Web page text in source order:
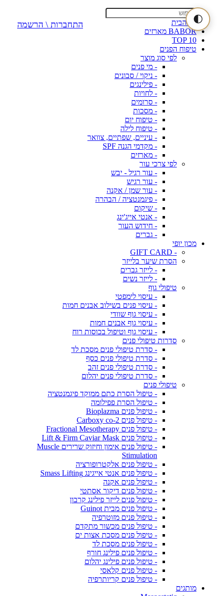
🌓דף הבית
BABOR מארזים
TOP 10
טיפוח הפנים
לפי סוג מוצר
- מי פנים
- ניקוי / סבונים
- פילינגים
- לחויות
- סרומים
- מסכות
- טיפוח יום
- טיפוח לילה
- עיניים, שפתיים, צוואר
- מקדמי הגנה SPF
- מארזים
לפי צרכי עור
- עור רגיל - יבש
- עור רגיש
- עור שמן / אקנה
- פיגמנטציה / הבהרה
- שיקום
- אנטי אייג'ינג
- חידוש העור
- גברים
מכון יופי
- GIFT CARD
הסרת שיער בלייזר
- לייזר גברים
- לייזר נשים
טיפולי גוף
- עיסוי לימפטי
- עיסוי פנים בשילוב אבנים חמות
- עיסוי גוף שוודי
- עיסוי גוף אבנים חמות
- עיסוי גוף וטיפול בכוסות רוח
סדרות טיפולי פנים
- סדרת טיפולי פנים מסכת לד
- סדרת טיפולי פנים כסף
- סדרת טיפולי פנים זהב
- סדרת טיפולי פנים יהלום
טיפולי פנים
- טיפול הסרת כתם ממוקד פיגמנטציה
- טיפול הסרת פפילומה
- טיפול פנים Bioplazma
- טיפול פנים Carboxy co-2
- טיפול פנים Fractional Mesotherapy
- טיפול פנים Lift & Firm Caviar Mask
- טיפול פנים אימון וחיזוק שרירים Muscle
Stimulation
- טיפול פנים אלקטרופורציה
- טיפול פנים אנטי אייגינג Smass Lifting
- טיפול פנים אקנה
- טיפול פנים דיקור אסתטי
- טיפול פנים לייזר פילינג קרבון
- טיפול פנים מבית Guinot
- טיפול פנים מזוטרפיה
- טיפול פנים מכשור מתקדם
- טיפול פנים מסכת אצות ים
- טיפול פנים מסכת לד
- טיפול פנים פילינג חורף
- טיפול פנים פילינג יהלום
- טיפול פנים קלאסי
- טיפול פנים קריותרפיה
מותגים
התחברות \ הרשמה